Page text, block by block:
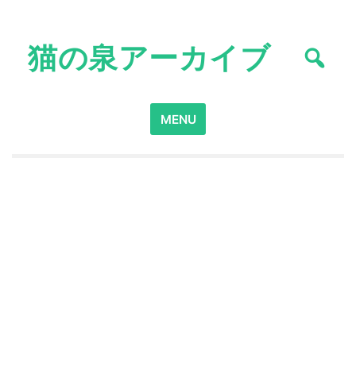
content猫の泉アーカイブ
Search
for:
MENU